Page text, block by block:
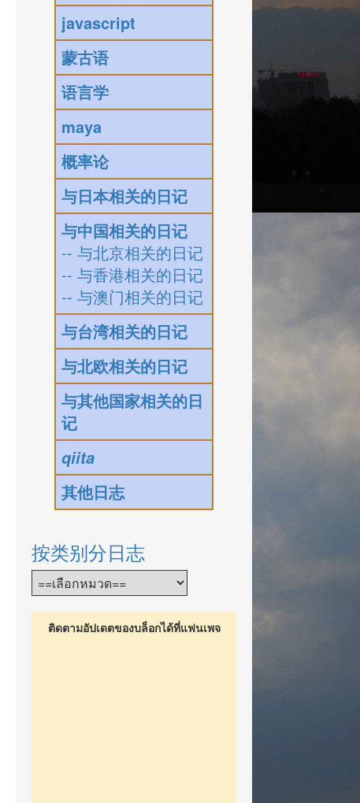
javascript
蒙古语
语言学
maya
概率论
与日本相关的日记
与中国相关的日记
-- 与北京相关的日记
-- 与香港相关的日记
-- 与澳门相关的日记
与台湾相关的日记
与北欧相关的日记
与其他国家相关的日
记
qiita
其他日志
按类别分日志
ติดตามอัปเดตของบล็อกได้ที่แฟนเพจ